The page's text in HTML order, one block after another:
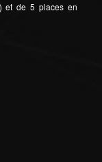
et de 5 places en